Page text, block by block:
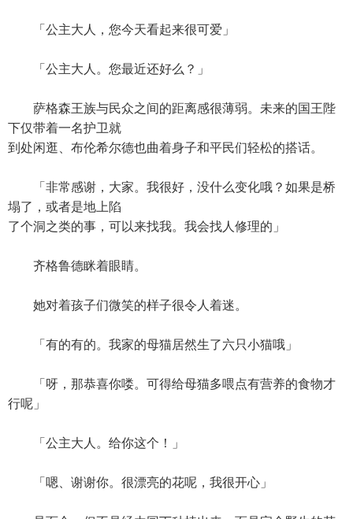
「公主大人，您今天看起来很可爱」
「公主大人。您最近还好么？」
萨格森王族与民众之间的距离感很薄弱。未来的国王陛
下仅带着一名护卫就
到处闲逛、布伦希尔德也曲着身子和平民们轻松的搭话。
「非常感谢，大家。我很好，没什么变化哦？如果是桥
塌了，或者是地上陷
了个洞之类的事，可以来找我。我会找人修理的」
齐格鲁德眯着眼睛。
她对着孩子们微笑的样子很令人着迷。
「有的有的。我家的母猫居然生了六只小猫哦」
「呀，那恭喜你喽。可得给母猫多喂点有营养的食物才
行呢」
「公主大人。给你这个！」
「嗯、谢谢你。很漂亮的花呢，我很开心」